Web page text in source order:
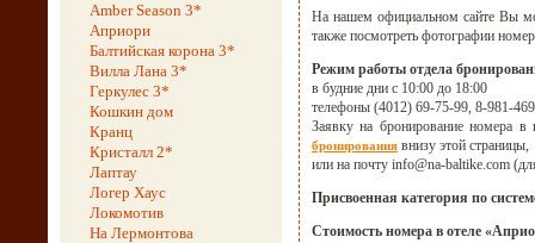
Amber Season 3*
Априори
Балтийская корона 3*
Вилла Лана 3*
Геркулес 3*
Кошкин дом
Кранц
Кристалл 2*
Лаптау
Логер Хаус
Локомотив
На Лермонтова
На нашем официальном сайте Вы
также посмотреть фотографии
Режим работы отдела
в будние дни с 10:00 до 18:00
телефоны (4012) 69-75-99, 8-981-
Заявку на бронирование номера
бронирования внизу этой страницы,
или на почту info@na-baltike.com
Присвоенная категория по
Стоимость номера в отеле